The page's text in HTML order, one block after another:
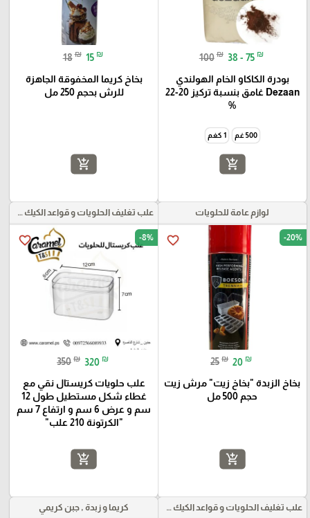
100 ₪ 38 - 75 ₪
بودرة الكاكاو الخام الهولندي
Dezaan غامق بنسبة تركيز 20-22
%
500 غم 1 كغم
add_shopping_cart
18 ₪ 15 ₪
بخاخ كريما المخفوقة الجاهزة
للرش بحجم 250 مل
add_shopping_cart
لوازم عامة للحلويات
favorite_border -20%
25 ₪ 20 ₪
بخاخ الزبدة "بخاخ زيت" مرش زيت
حجم 500 مل
add_shopping_cart
علب تغليف الحلويات و قواعد الكيك و علب بلاستيكية بأنواعها
favorite_border -8%
350 ₪ 320 ₪
علب حلويات كريستال نقي مع
غطاء شكل مستطيل طول 12
سم و عرض 6 سم و ارتفاع 7 سم
"الكرتونة 210 علب"
add_shopping_cart
علب تغليف الحلويات و قواعد الكيك و علب بلاستيكية بأنواعها كريما و زبدة , جبن كريمي